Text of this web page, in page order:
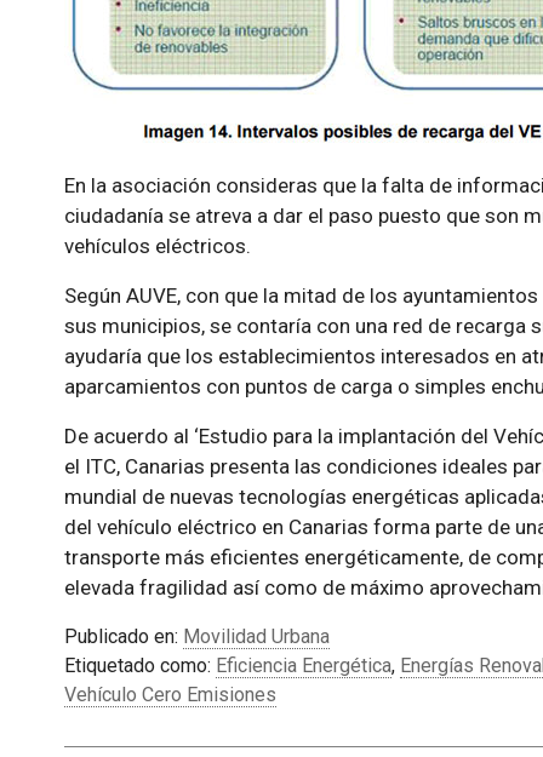
En la asociación consideras que la falta de
ciudadanía se atreva a dar el paso puesto que son
vehículos eléctricos.
Según AUVE, con que la mitad de los
sus municipios, se contaría con una red de recarga
ayudaría que los establecimientos interesados en
aparcamientos con puntos de carga o simples
De acuerdo al ‘Estudio para la implantación del
el ITC, Canarias presenta las condiciones ideales
mundial de nuevas tecnologías energéticas
del vehículo eléctrico en Canarias forma parte de
transporte más eficientes energéticamente, de
elevada fragilidad así como de máximo
Publicado en: Movilidad Urbana
Etiquetado como: Eficiencia Energética, Energías
Vehículo Cero Emisiones